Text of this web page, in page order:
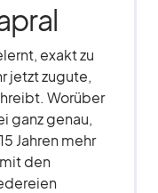
exakt zu
jetzt zugute,
Worüber
ganz genau,
Jahren mehr
den